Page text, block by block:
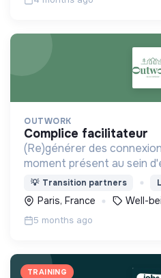
OUTWORK
complice facilitateur
(Re)générer des
moment présent au sein
proposant des
et à faible impact
💡 Transition partners
Paris, France Well-
5 months ago
TRAINING